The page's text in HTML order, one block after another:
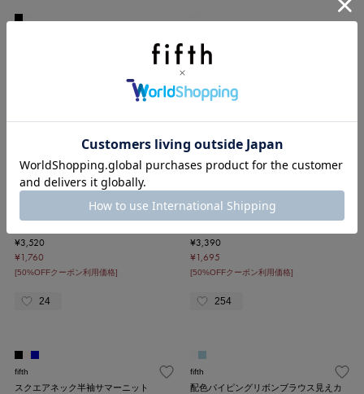
ドットチュールドッキングノースリー
リボン刺しゅうベーシックTシャツ
¥3,380
[50%OFFクーポン利用価格]
¥3,520
¥1,760
[50%OFFクーポン利用価格]
24
fifth
¥3,390
¥1,695
[50%OFFクーポン利用価格]
254
fifth
スクエアネック半袖サマーニット
fifth
配色パイピングリボンブラウス見えカ